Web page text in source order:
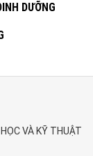
DƯỠNG
VÀ KỸ THUẬT